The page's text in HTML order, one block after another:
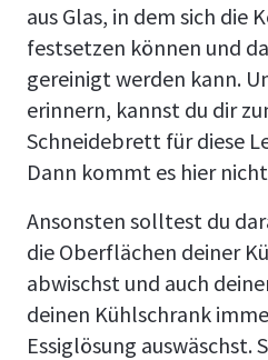
aus Glas, in dem sich die
festsetzen können und
gereinigt werden kann.
erinnern, kannst du dir
Schneidebrett für diese
Dann kommt es hier
Ansonsten solltest du
die Oberflächen deiner
abwischst und auch
deinen Kühlschrank
Essiglösung auswäschst.